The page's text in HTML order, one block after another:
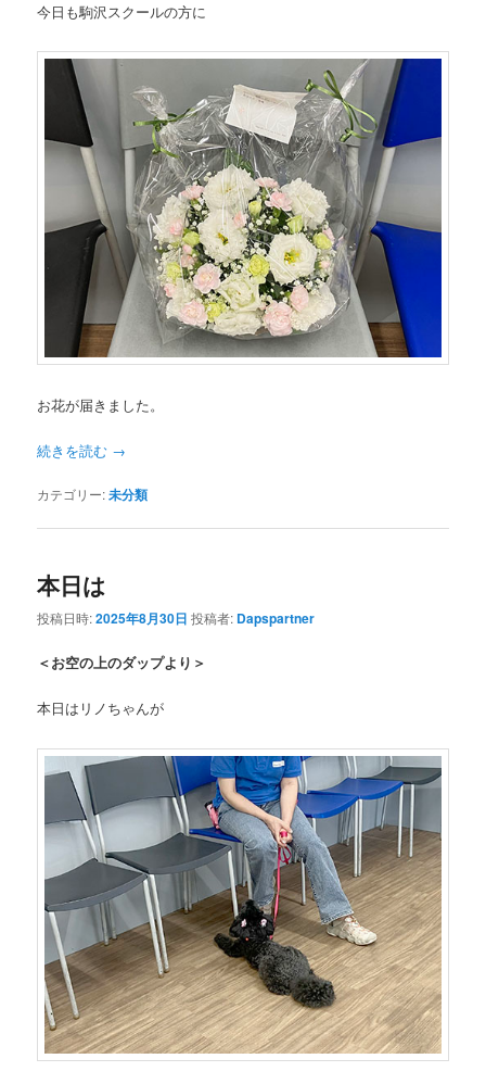
今日も駒沢スクールの方に
お花が届きました。
続きを読む →
カテゴリー:未分類
本日は
投稿日時:2025年8月30日 投稿者: Dapspartner
＜お空の上のダップより＞
本日はリノちゃんが